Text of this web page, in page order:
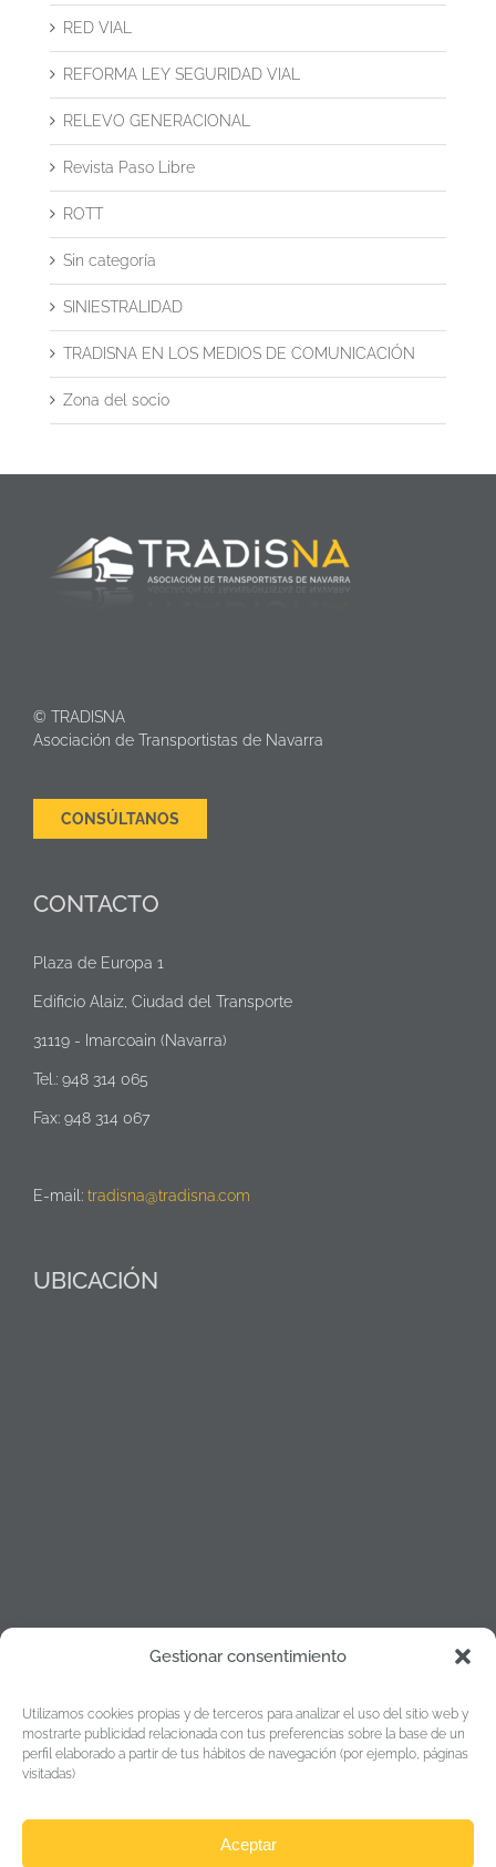
Gestionar consentimiento
Utilizamos cookies propias y de terceros para analizar el uso del sitio web y
mostrarte publicidad relacionada con tus preferencias sobre la base de un
perfil elaborado a partir de tus hábitos de navegación (por ejemplo, páginas
visitadas)
Aceptar
RED VIAL
REFORMA LEY SEGURIDAD VIAL
RELEVO GENERACIONAL
Revista Paso Libre
ROTT
Sin categoría
SINIESTRALIDAD
TRADISNA EN LOS MEDIOS DE COMUNICACIÓN
Zona del socio
© TRADISNA
Asociación de Transportistas de Navarra
CONSÚLTANOS
CONTACTO
Plaza de Europa 1
Edificio Alaiz, Ciudad del Transporte
31119 - Imarcoain (Navarra)
Tel.: 948 314 065
Fax: 948 314 067
E-mail: tradisna@tradisna.com
UBICACIÓN
Política de Privacidad
Aviso legal